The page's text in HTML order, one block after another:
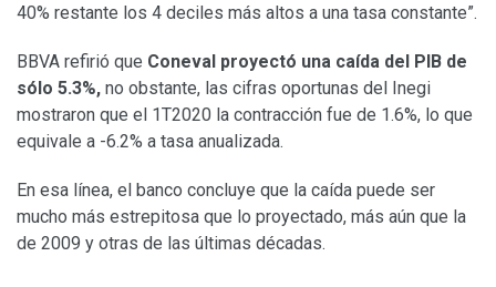
40% restante los 4 deciles más altos a una tasa constante”.
BBVA refirió que Coneval proyectó una caída del PIB de
sólo 5.3%, no obstante, las cifras oportunas del Inegi
mostraron que el 1T2020 la contracción fue de 1.6%, lo que
equivale a -6.2% a tasa anualizada.
En esa línea, el banco concluye que la caída puede ser
mucho más estrepitosa que lo proyectado, más aún que la
de 2009 y otras de las últimas décadas.